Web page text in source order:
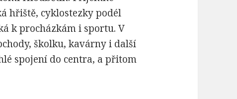
hřiště, cyklostezky podél
k procházkám i sportu. V
školku, kavárny i další
spojení do centra, a přitom